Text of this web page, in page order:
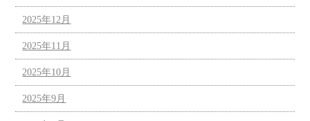
2025年12月
2025年11月
2025年10月
2025年9月